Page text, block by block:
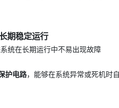
期稳定运行
统在长期运行中不易出现故障
护电路，能够在系统异常或死机时